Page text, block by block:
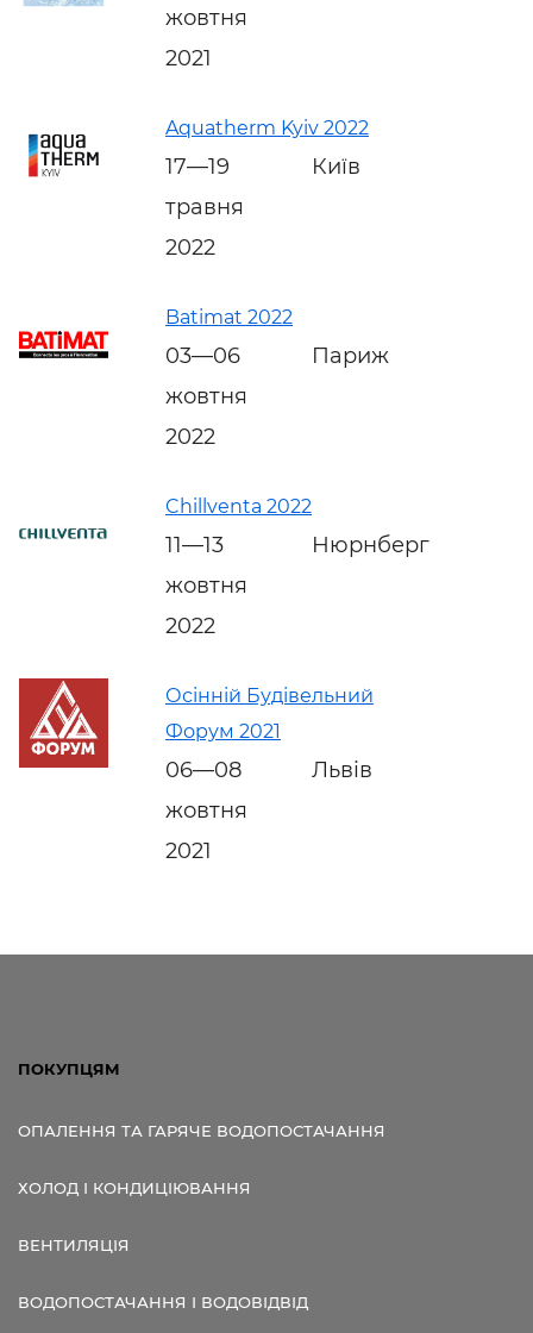
жовтня
2021
Aquatherm Kyiv 2022
17—19
травня
2022
Київ
Batimat 2022
03—06
жовтня
2022
Париж
Chillventa 2022
11—13
жовтня
2022
Нюрнберг
Осінній Будівельний
Форум 2021
06—08
жовтня
2021
Львів
ПОКУПЦЯМ
ОПАЛЕННЯ ТА ГАРЯЧЕ ВОДОПОСТАЧАННЯ
ХОЛОД І КОНДИЦІЮВАННЯ
ВЕНТИЛЯЦІЯ
ВОДОПОСТАЧАННЯ І ВОДОВІДВІД